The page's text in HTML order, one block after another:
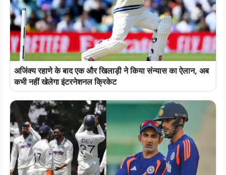
अजिंक्य रहाणे के बाद एक और खिलाड़ी ने किया संन्यास का ऐलान, अब
कभी नहीं खेलेगा इंटरनेशनल क्रिकेट